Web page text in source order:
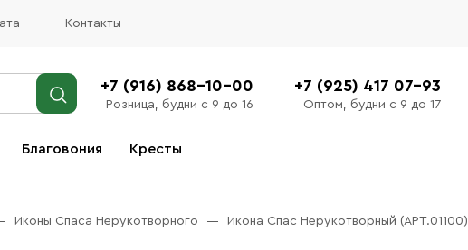
Контакты
+7 (916) 868-10-00
Розница, будни с 9 до 16
+7 (925) 417 07-93
Оптом, будни с 9 до 17
Благовония Кресты
Иконы Спаса Нерукотворного Икона Спас Нерукотворный (АРТ.01100)